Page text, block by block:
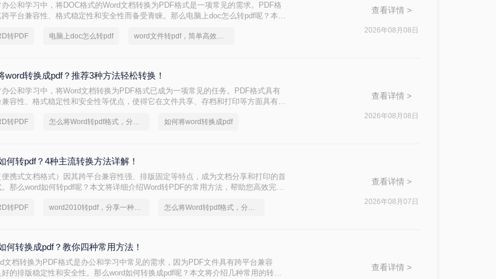
公和学习中，将DOC格式的Word文档转换为PDF格式是一项常见的需求。PDF格
平台兼容性、格式稳定性和安全性而备受青睐。那么电脑上doc怎么转pdf呢？本文
转PDF 电脑上doc怎么转pdf word文件转pdf，简单高效的转换方法
查看详情 >
2026年08月08日
word转换成pdf？推荐3种方法轻松转换！
公和学习中，将Word文档转换为PDF格式已成为一项常见的任务。PDF格式具有
兼容性、格式稳定性和安全性等优点，使得它在文件共享、存档和打印等方面具有显
转PDF 怎么将Word转pdf格式，分享一种简单的方法 如何将word转换成pdf
查看详情 >
2026年08月08日
何转pdf？4种主流转换方法详解！
便携式文档格式）因其跨平台兼容性强、排版固定等特点，成为文档分享和打印的首
那么word如何转pdf呢？本文将详细介绍Word转PDF的常用方法，帮助您高效完成
转PDF word2010转pdf，分享一种简单的方法 怎么将Word转pdf格式，分享一种简单的方法
查看详情 >
2026年08月07日
何转换成pdf？教你四种常用方法！
文档转换为PDF格式是办公和学习中常见的需求，因为PDF文件具有跨平台兼容
的排版稳定性和安全性。那么word如何转换成pdf呢？本文将介绍几种常用的转换
查看详情 >